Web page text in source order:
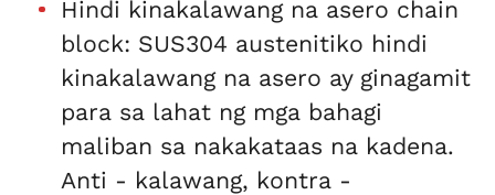
Hindi kinakalawang na asero chain
block: SUS304 austenitiko hindi
kinakalawang na asero ay ginagamit
para sa lahat ng mga bahagi
maliban sa nakakataas na kadena.
Anti - kalawang, kontra -